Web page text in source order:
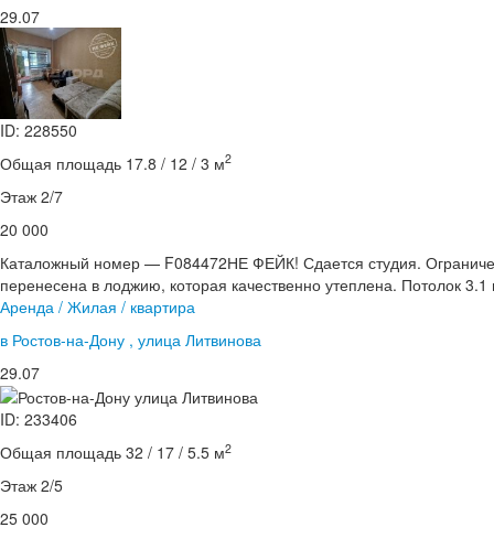
29.07
ID: 228550
Общая площадь 17.8 / 12 / 3 м2
Этаж 2/7
20 000
Каталожный номер — F084472НЕ ФЕЙК! Сдается студия.
перенесена в лоджию, которая качественно утеплена. Потолок
Аренда / Жилая / квартира
в Ростов-на-Дону , улица Литвинова
29.07
ID: 233406
Общая площадь 32 / 17 / 5.5 м2
Этаж 2/5
25 000